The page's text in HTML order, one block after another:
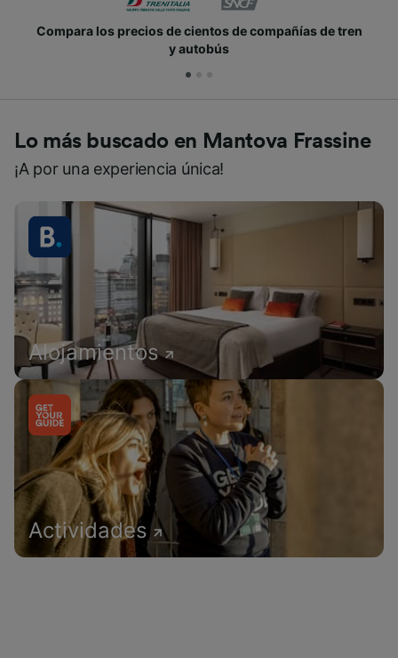
Compara los precios de cientos de compañías de tren
y autobús
Lo más buscado en Mantova Frassine
¡A por una experiencia única!
Alojamientos
Actividades